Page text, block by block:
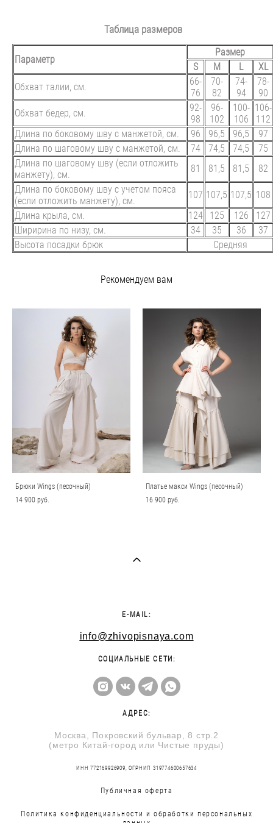
Таблица размеров
Параметр
Размер
S
M L
XL
Обхват талии, см.
66-
76
70-
82
74-
94
78-
90
Обхват бедер, см.
92-
98
96-
102
100-
106
106-
112
Длина по боковому шву с манжетой, см.
96 96,5 96,5
97
Длина по шаговому шву с манжетой, см.
74 74,5 74,5
75
Длина по шаговому шву (если отложить
манжету), см.
81 81,5 81,5
82
Длина по боковому шву с учетом пояса
(если отложить манжету), см.
107 107,5 107,5 108
Длина крыла, см.
124 125 126
127
Ширирина по низу, см.
34 35 36
37
Высота посадки брюк
Средняя
Рекомендуем вам
Брюки Wings (песочный)
14 900 pуб.
Платье макси Wings (песочный)
16 900 pуб.
E-MAIL:
info@zhivopisnaya.com
СОЦИАЛЬНЫЕ СЕТИ:
АДРЕС:
Москва, Покровский бульвар, 8 стр.2
(метро Китай-город или Чистые пруды)
ИНН 772169926909, ОГРНИП 319774600657634
Публичная оферта
Политика конфиденциальности и обработки персональных